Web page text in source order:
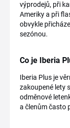
výprodejů, při
Ameriky a při
obvykle
sezónou.
Co je Iberia
Iberia Plus je
zakoupené lety
odměnové
a členům často